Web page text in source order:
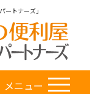
ートナーズ」
メニュー